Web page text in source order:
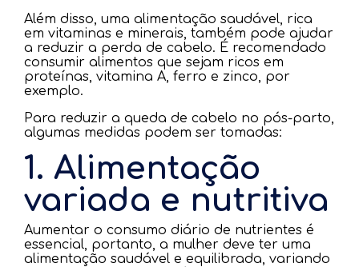
Além disso, uma alimentação saudável, rica
em vitaminas e minerais, também pode ajudar
a reduzir a perda de cabelo. É recomendado
consumir alimentos que sejam ricos em
proteínas, vitamina A, ferro e zinco, por
exemplo.
Para reduzir a queda de cabelo no pós-parto,
algumas medidas podem ser tomadas:
1. Alimentação
variada e nutritiva
Aumentar o consumo diário de nutrientes é
essencial, portanto, a mulher deve ter uma
alimentação saudável e equilibrada, variando